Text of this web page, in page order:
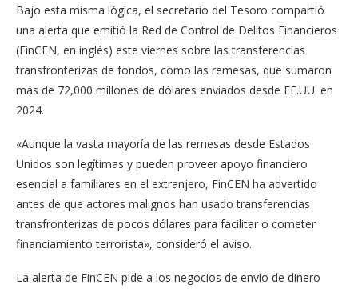
Bajo esta misma lógica, el secretario del Tesoro compartió
una alerta que emitió la Red de Control de Delitos Financieros
(FinCEN, en inglés) este viernes sobre las transferencias
transfronterizas de fondos, como las remesas, que sumaron
más de 72,000 millones de dólares enviados desde EE.UU. en
2024.
«Aunque la vasta mayoría de las remesas desde Estados
Unidos son legítimas y pueden proveer apoyo financiero
esencial a familiares en el extranjero, FinCEN ha advertido
antes de que actores malignos han usado transferencias
transfronterizas de pocos dólares para facilitar o cometer
financiamiento terrorista», consideró el aviso.
La alerta de FinCEN pide a los negocios de envío de dinero